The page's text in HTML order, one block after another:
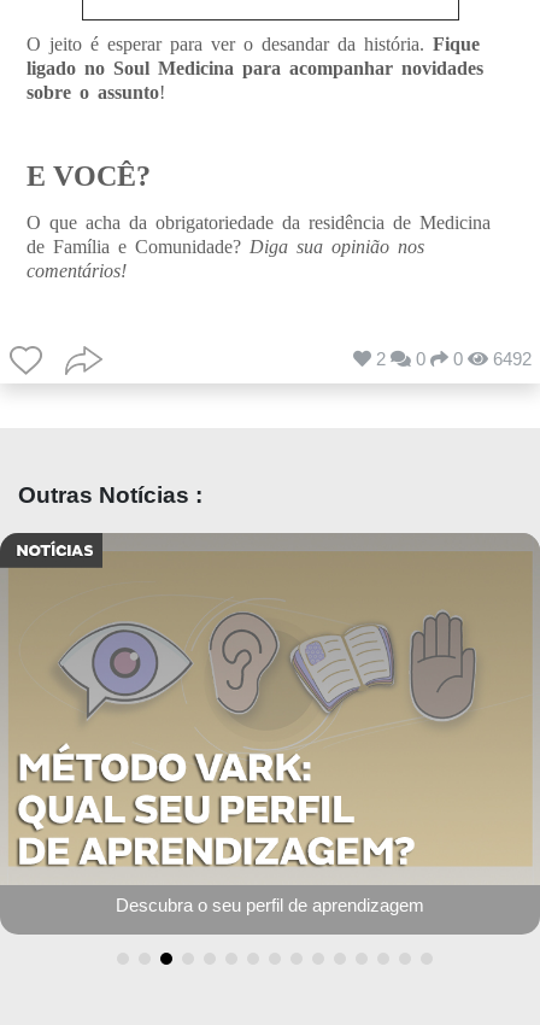
O jeito é esperar para ver o desandar da história.Fique
ligado no Soul Medicina para acompanhar novidades
sobre o assunto!
E VOCÊ?
O que acha da obrigatoriedade da residência de Medicina
de Família e Comunidade? Diga sua opinião nos
comentários!
2 0 0 6492
Outras Notícias :
Descubra o seu perfil de aprendizagem